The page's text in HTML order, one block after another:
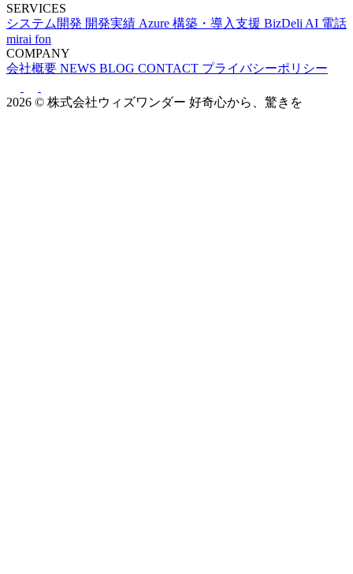
SERVICES
システム開発 開発実績 Azure 構築・導入支援 BizDeli AI 電話
mirai fon
COMPANY
会社概要 NEWS BLOG CONTACT プライバシーポリシー
2026 © 株式会社ウィズワンダー 好奇心から、驚きを